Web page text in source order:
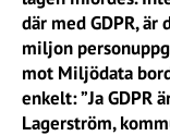
där med GDPR,
miljon
mot Miljödata
enkelt: ”Ja GDPR
Lagerström,